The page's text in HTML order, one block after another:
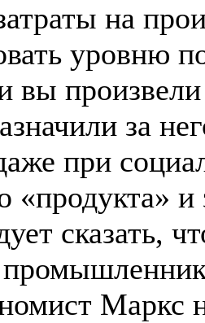
на
уровню
вы
за
при
«продукта» и
сказать,
Маркс